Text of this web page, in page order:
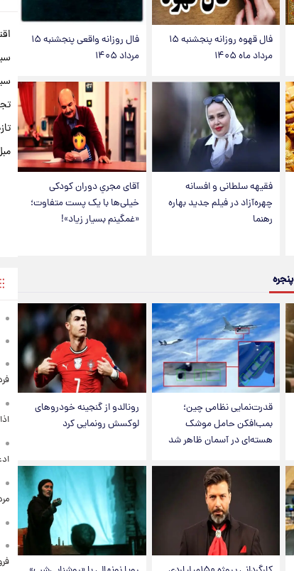
فال قهوه روزانه پنجشنبه ۱۵
مرداد ماه ۱۴۰۵
فال روزانه واقعی پنجشنبه ۱۵
مرداد ۱۴۰۵
فقیهه سلطانی و افسانه
چهره‌آزاد در فیلم جدید بهاره
رهنما
آقای مجریِ دوران کودکی
خیلی‌ها با یک پست متفاوت؛
«غمگینم بسیار زیاد»!
پنجره
قدرت‌نمایی نظامی چین؛
بمب‌افکن حامل موشک
هسته‌ای در آسمان ظاهر شد
رونالدو از گنجینه خودروهای
لوکسش رونمایی کرد